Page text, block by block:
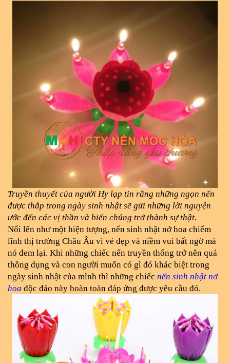
Truyền thuyết của người Hy lạp tin rằng những ngọn nến
được thắp trong ngày sinh nhật sẽ gửi những lời nguyện
ước đến các vị thần và biến chúng trở thành sự thật.
Nổi lên như một hiện tượng, nến sinh nhật nở hoa chiếm
lĩnh thị trường Châu Âu vì vẻ đẹp và niềm vui bất ngờ mà
nó đem lại. Khi những chiếc nến truyền thống trở nên quá
thông dụng và con người muốn có gì đó khác biệt trong
ngày sinh nhật của mình thì những chiếc nến sinh nhật nở
hoa độc đáo này hoàn toàn đáp ứng được yêu cầu đó.